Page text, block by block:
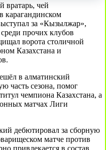
вратарь, чей
карагандинском
за «Кызылжар»,
прочих клубов
ворота столичной
Казахстана и
в алматинский
часть сезона, помог
чемпиона Казахстана, а
матчах Лиги
дебютировал за сборную
матче против
привлекается в состав